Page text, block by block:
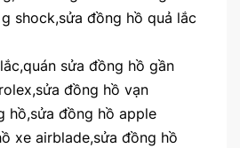
shock,sửa đồng hồ quả lắc
sửa đồng hồ gần
đồng hồ vạn
hồ,sửa đồng hồ apple
xe airblade,sửa đồng hồ